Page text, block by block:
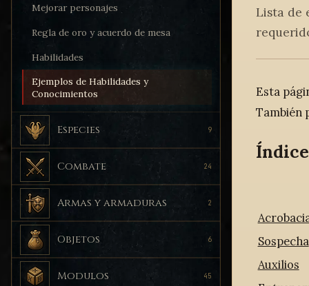
Mejorar personajes
Regla de oro y acuerdo de mesa
Habilidades
Ejemplos de Habilidades y
Conocimientos
Especies 9
Combate 24
Armas y armaduras 2
Objetos 6
Modulos 45
Lista de
Esta
También
Sospecha
Auxilios